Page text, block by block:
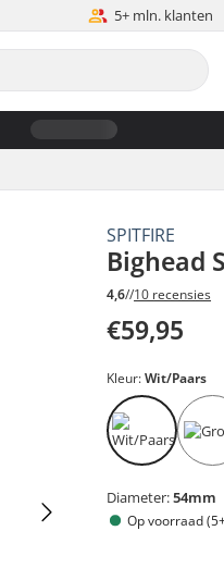
5+ mln. klanten
SPITFIRE
Bighead
4,6//10 recensies
€59,95
Kleur:Wit/Paars
Diameter:54mm
Op voorraad